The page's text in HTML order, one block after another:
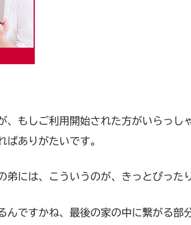
、もしご利用開始された方がいらっし
ばありがたいです。
には、こういうのが、きっとぴった
ですかね、最後の家の中に繋がる部